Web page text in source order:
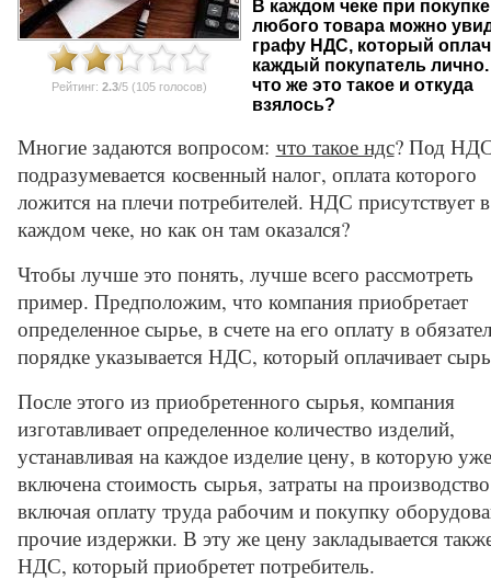
Рейтинг: 2.3/5 (105 голосов)
В каждом чеке при покупке
любого товара можно
графу НДС, который
каждый покупатель
что же это такое и откуда
взялось?
Многие задаются вопросом: что такое ндс? Под
подразумевается косвенный налог, оплата которого
ложится на плечи потребителей. НДС присутствует в
каждом чеке, но как он там оказался?
Чтобы лучше это понять, лучше всего рассмотреть
пример. Предположим, что компания приобретает
определенное сырье, в счете на его оплату в
порядке указывается НДС, который оплачивает
После этого из приобретенного сырья, компания
изготавливает определенное количество изделий,
устанавливая на каждое изделие цену, в которую уже
включена стоимость сырья, затраты на
включая оплату труда рабочим и покупку
прочие издержки. В эту же цену закладывается
НДС, который приобретет потребитель.